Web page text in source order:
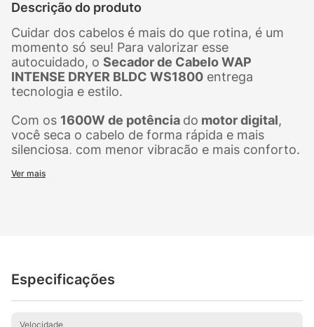
Descrição do produto
Cuidar dos cabelos é mais do que rotina, é um
momento só seu! Para valorizar esse
autocuidado, o Secador de Cabelo WAP
INTENSE DRYER BLDC WS1800 entrega
tecnologia e estilo.
Com os 1600W de potência do motor digital,
você seca o cabelo de forma rápida e mais
silenciosa, com menor vibração e mais conforto.
realiza a limpeza do filtro de forma automática,
cinco modos diferentes, sendo eles:
Ver mais
Especificações
Velocidade